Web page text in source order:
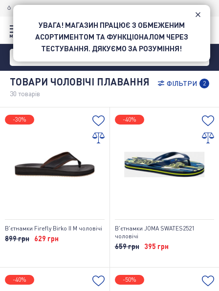
ДОСТАВКА ПО УКРАЇНІ
ТОВАРИ ЧОЛОВІЧІ ПЛАВАННЯ
30 товарів
ФІЛЬТРИ 2
-30%
В'єтнамки Firefly Birko II M чоловічі
899 грн 629 грн
-40%
В'єтнамки JOMA SWATES2521
чоловічі
659 грн 395 грн
-40% -50%
УВАГА! МАГАЗИН ПРАЦЮЄ З ОБМЕЖЕНИМ
АСОРТИМЕНТОМ ТА ФУНКЦІОНАЛОМ ЧЕРЕЗ
ТЕСТУВАННЯ. ДЯКУЄМО ЗА РОЗУМІННЯ!